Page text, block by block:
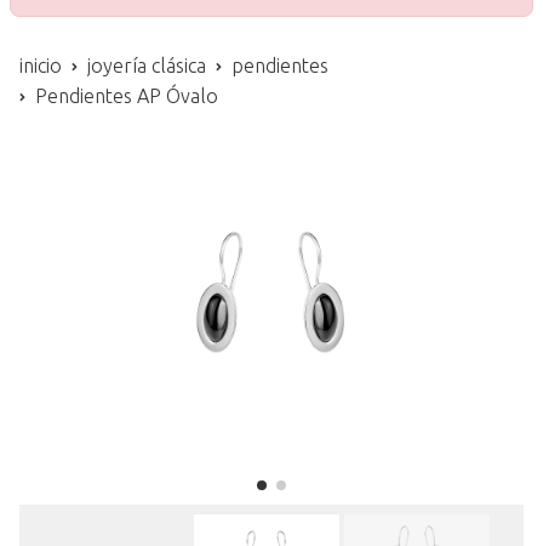
inicio joyería clásica
pendientes
Pendientes AP Óvalo